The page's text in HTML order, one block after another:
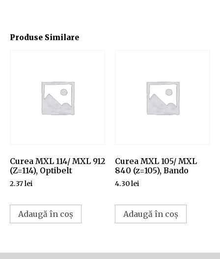
Produse Similare
Curea MXL 114/ MXL 912
(Z=114), Optibelt
2.37lei
Adaugă în coș
Curea MXL 105/ MXL
840 (z=105), Bando
4.30lei
Adaugă în coș